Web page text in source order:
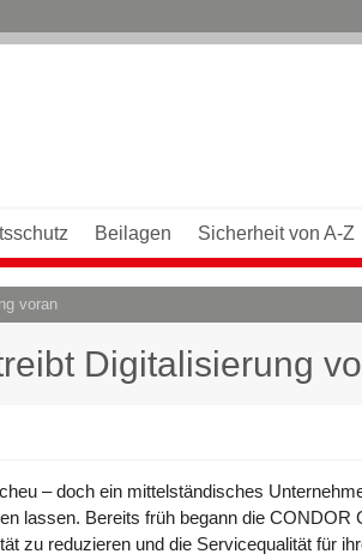
Beilagen Sicherheit von A-Z
voran
Digitalisierung
– doch ein mittelständisches
lassen. Bereits früh begann die
zu reduzieren und die Servicequalität für